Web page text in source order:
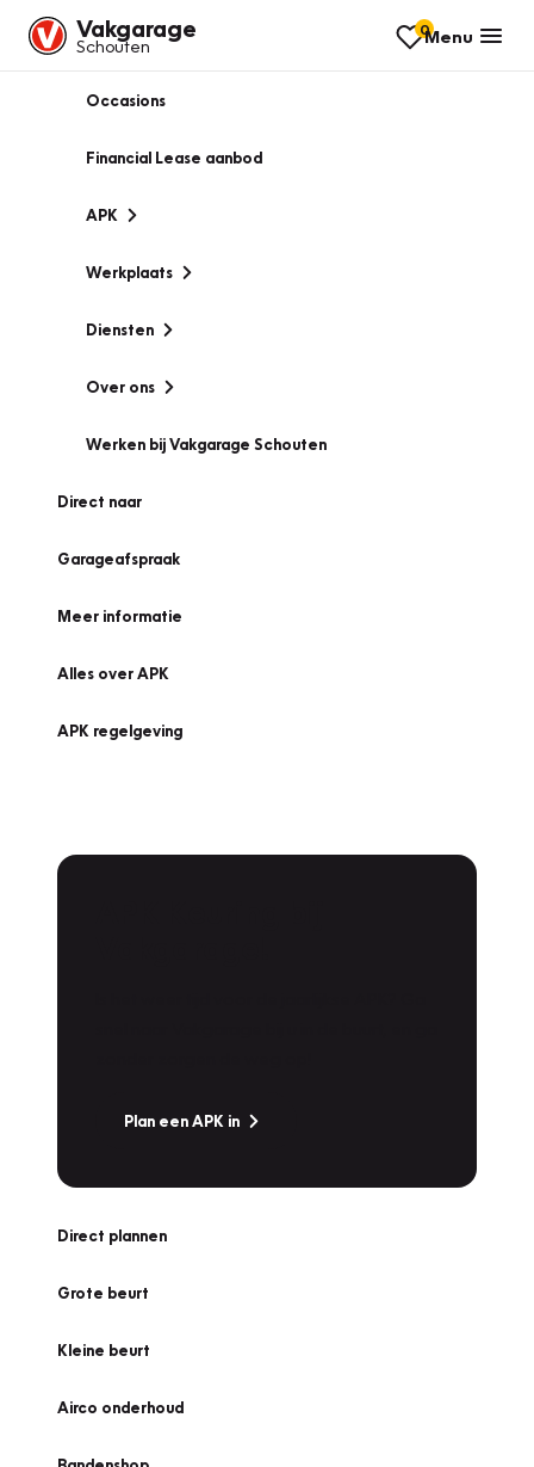
Vakgarage
Schouten
0Menu
Occasions
Financial Lease aanbod
APK
Werkplaats
Diensten
Over ons
Werken bij Vakgarage Schouten
Direct naar
Garageafspraak
Meer informatie
Alles over APK
APK regelgeving
Plan een APK in
Direct plannen
Grote beurt
Kleine beurt
Airco onderhoud